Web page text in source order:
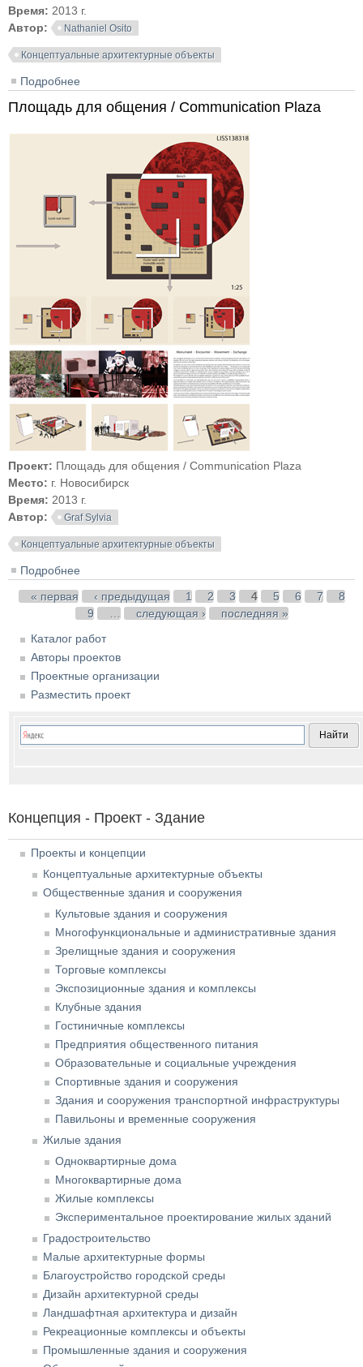
Время: 2013 г.
Автор:
Nathaniel Osito
Концептуальные архитектурные объекты
Подробнее
Площадь для общения / Communication Plaza
Проект: Площадь для общения / Communication Plaza
Место: г. Новосибирск
Время: 2013 г.
Автор:
Graf Sylvia
Концептуальные архитектурные объекты
Подробнее
Страницы
« первая ‹ предыдущая 1 2 3 4 5 6 7
8
9
следующая ›
последняя »
Каталог работ
Авторы проектов
Проектные организации
Разместить проект
Концепция - Проект - Здание
Проекты и концепции
Концептуальные архитектурные объекты
Общественные здания и сооружения
Культовые здания и сооружения
Многофункциональные и административные здания
Зрелищные здания и сооружения
Торговые комплексы
Экспозиционные здания и комплексы
Клубные здания
Гостиничные комплексы
Предприятия общественного питания
Образовательные и социальные учреждения
Спортивные здания и сооружения
Здания и сооружения транспортной инфраструктуры
Павильоны и временные сооружения
Жилые здания
Одноквартирные дома
Многоквартирные дома
Жилые комплексы
Экспериментальное проектирование жилых зданий
Градостроительство
Малые архитектурные формы
Благоустройство городской среды
Дизайн архитектурной среды
Ландшафтная архитектура и дизайн
Рекреационные комплексы и объекты
Промышленные здания и сооружения